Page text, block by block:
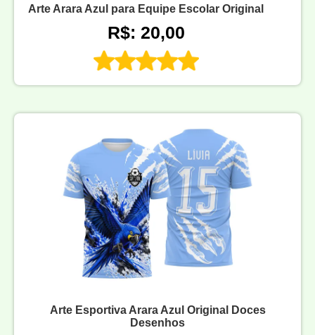
Arte Arara Azul para Equipe Escolar Original
R$: 20,00
Arte Esportiva Arara Azul Original Doces
Desenhos